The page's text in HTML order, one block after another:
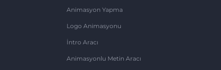
Animasyon Yapma
Logo Animasyonu
İntro Aracı
Animasyonlu Metin Aracı